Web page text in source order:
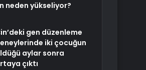
neden yükseliyor?
gen düzenleme
iki çocuğun
aylar sonra
çıktı